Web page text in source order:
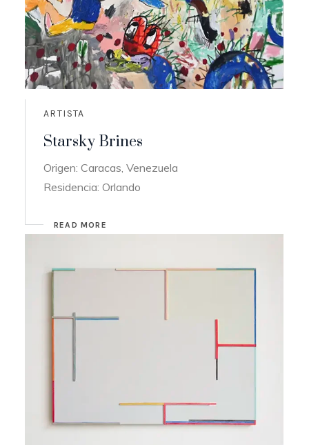
ARTISTA
Starsky Brines
Origen: Caracas, Venezuela
Residencia: Orlando
READ MORE